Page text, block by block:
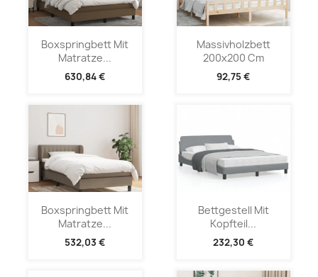
Boxspringbett Mit
Matratze...
630,84 €
Massivholzbett
200x200 Cm
92,75 €
Boxspringbett Mit
Matratze...
532,03 €
Bettgestell Mit
Kopfteil...
232,30 €